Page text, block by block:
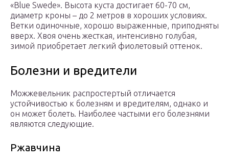
«Blue Swede». Высота куста достигает 60-70 см,
диаметр кроны – до 2 метров в хороших условиях.
Ветки одиночные, хорошо выраженные, приподняты
вверх. Хвоя очень жесткая, интенсивно голубая,
зимой приобретает легкий фиолетовый оттенок.
Болезни и вредители
Можжевельник распростертый отличается
устойчивостью к болезням и вредителям, однако и
он может болеть. Наиболее частыми его болезнями
являются следующие.
Ржавчина